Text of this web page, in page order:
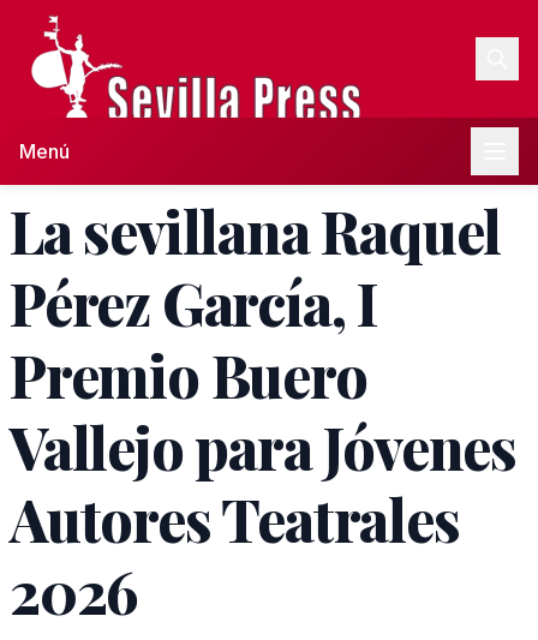
Menú
La sevillana Raquel
Pérez García, I
Premio Buero
Vallejo para Jóvenes
Autores Teatrales
2026